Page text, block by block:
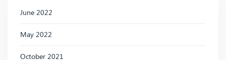
June 2022
May 2022
October 2021